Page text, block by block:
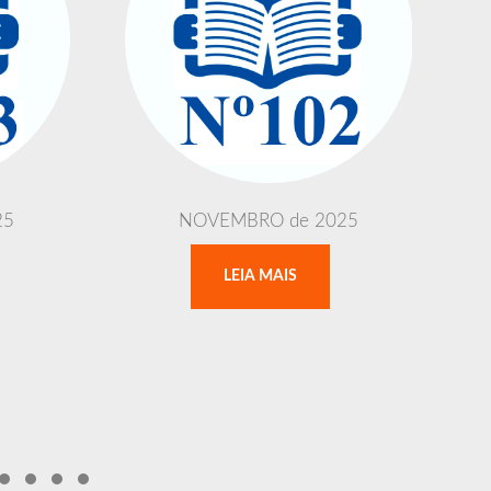
NOVEMBRO de 2025
LEIA MAIS